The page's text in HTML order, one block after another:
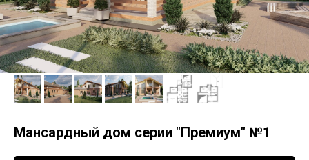
Мансардный дом серии "Премиум" №1